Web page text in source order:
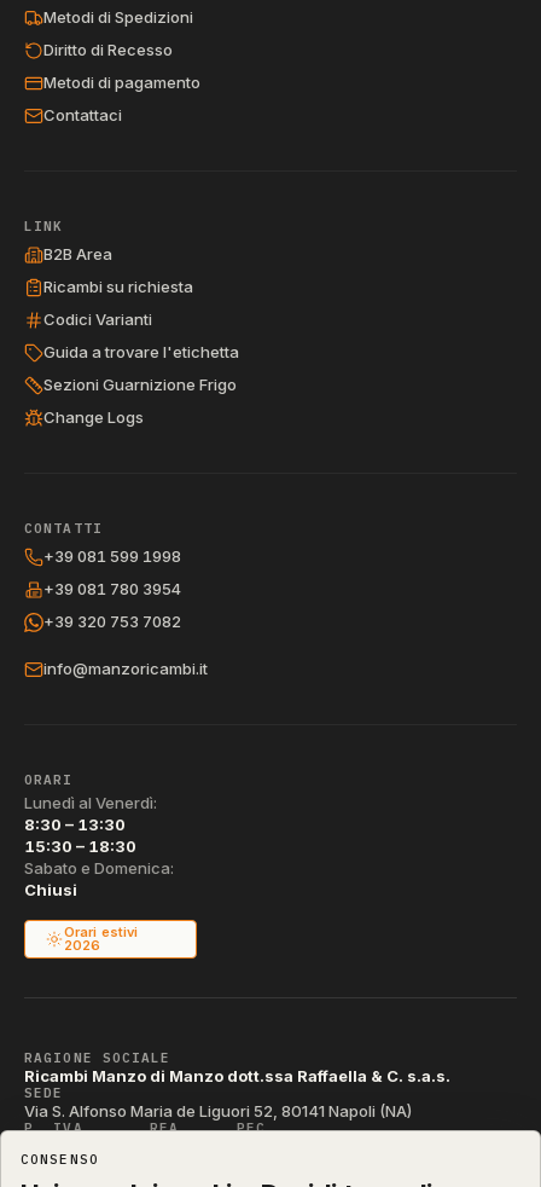
Metodi di Spedizioni
Diritto di Recesso
Metodi di pagamento
Contattaci
LINK
B2B Area
Ricambi su richiesta
Codici Varianti
Guida a trovare l'etichetta
Sezioni Guarnizione Frigo
Change Logs
CONTATTI
+39 081 599 1998
+39 081 780 3954
+39 320 753 7082
info@manzoricambi.it
ORARI
Lunedì al Venerdì:
8:30 – 13:30
15:30 – 18:30
Sabato e Domenica:
Chiusi
Orari estivi
2026
RAGIONE SOCIALE
Ricambi Manzo di Manzo dott.ssa Raffaella & C. s.a.s.
SEDE
Via S. Alfonso Maria de Liguori 52, 80141 Napoli (NA)
P. IVA REA PEC
CODICE SDI
T04ZHR3
CONSENSO